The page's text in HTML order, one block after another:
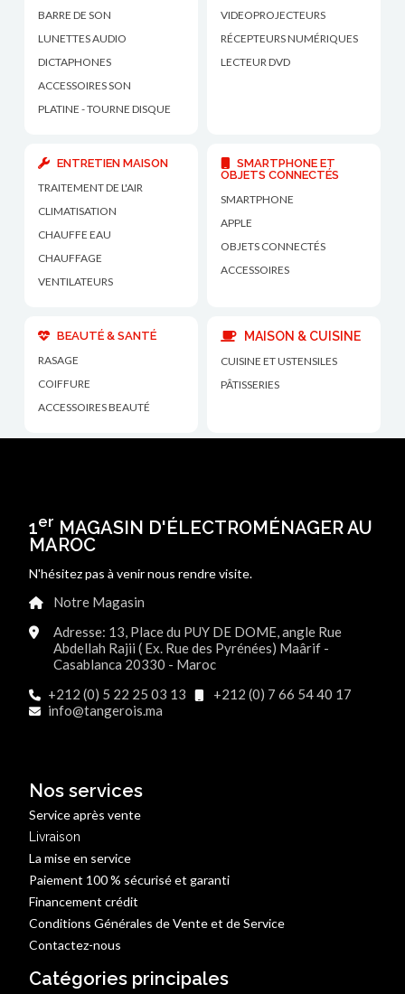
BARRE DE SON
LUNETTES AUDIO
DICTAPHONES
ACCESSOIRES SON
PLATINE - TOURNE DISQUE
VIDEOPROJECTEURS
RÉCEPTEURS NUMÉRIQUES
LECTEUR DVD
ENTRETIEN MAISON
TRAITEMENT DE L'AIR
CLIMATISATION
CHAUFFE EAU
CHAUFFAGE
VENTILATEURS
SMARTPHONE ET
OBJETS CONNECTÉS
SMARTPHONE
APPLE
OBJETS CONNECTÉS
ACCESSOIRES
BEAUTÉ & SANTÉ
RASAGE
COIFFURE
ACCESSOIRES BEAUTÉ
MAISON & CUISINE
CUISINE ET USTENSILES
PÂTISSERIES
1er MAGASIN D'ÉLECTROMÉNAGER AU
MAROC
N'hésitez pas à venir nous rendre visite.
Notre Magasin
Adresse: 13, Place du PUY DE DOME, angle Rue
Abdellah Rajii ( Ex. Rue des Pyrénées) Maârif -
Casablanca 20330 - Maroc
+212 (0) 5 22 25 03 13
+212 (0) 7 66 54 40 17
info@tangerois.ma
Nos services
Service après vente
Livraison
La mise en service
Paiement 100 % sécurisé et garanti
Financement crédit
Conditions Générales de Vente et de Service
Contactez-nous
Catégories principales